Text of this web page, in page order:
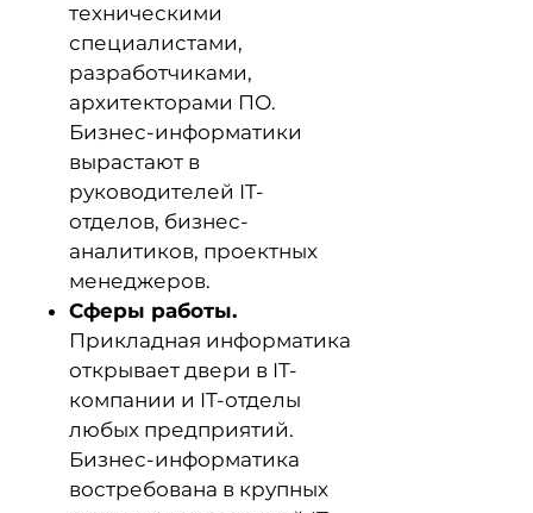
техническими
специалистами,
разработчиками,
архитекторами ПО.
Бизнес-информатики
вырастают в
руководителей IT-
отделов, бизнес-
аналитиков, проектных
менеджеров.
Сферы работы.
Прикладная информатика
открывает двери в IT-
компании и IT-отделы
любых предприятий.
Бизнес-информатика
востребована в крупных